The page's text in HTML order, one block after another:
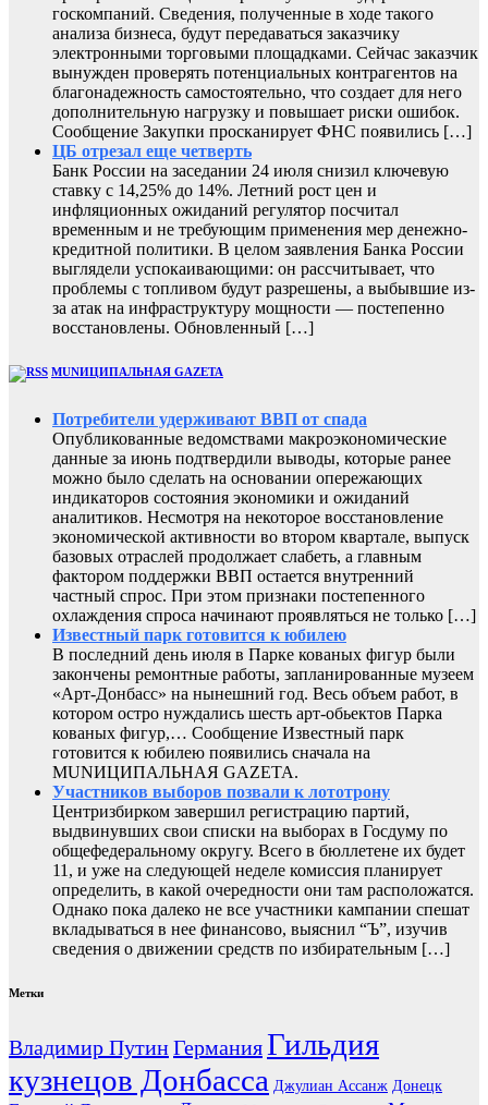
госкомпаний. Сведения, полученные в ходе такого
анализа бизнеса, будут передаваться заказчику
электронными торговыми площадками. Сейчас заказчик
вынужден проверять потенциальных контрагентов на
благонадежность самостоятельно, что создает для него
дополнительную нагрузку и повышает риски ошибок.
Сообщение Закупки просканирует ФНС появились […]
ЦБ отрезал еще четверть
Банк России на заседании 24 июля снизил ключевую
ставку с 14,25% до 14%. Летний рост цен и
инфляционных ожиданий регулятор посчитал
временным и не требующим применения мер денежно-
кредитной политики. В целом заявления Банка России
выглядели успокаивающими: он рассчитывает, что
проблемы с топливом будут разрешены, а выбывшие из-
за атак на инфраструктуру мощности — постепенно
восстановлены. Обновленный […]
MUNИЦИПАЛЬНАЯ GAZЕТА
Потребители удерживают ВВП от спада
Опубликованные ведомствами макроэкономические
данные за июнь подтвердили выводы, которые ранее
можно было сделать на основании опережающих
индикаторов состояния экономики и ожиданий
аналитиков. Несмотря на некоторое восстановление
экономической активности во втором квартале, выпуск
базовых отраслей продолжает слабеть, а главным
фактором поддержки ВВП остается внутренний
частный спрос. При этом признаки постепенного
охлаждения спроса начинают проявляться не только […]
Известный парк готовится к юбилею
В последний день июля в Парке кованых фигур были
закончены ремонтные работы, запланированные музеем
«Арт-Донбасс» на нынешний год. Весь объем работ, в
котором остро нуждались шесть арт-обьектов Парка
кованых фигур,… Сообщение Известный парк
готовится к юбилею появились сначала на
MUNИЦИПАЛЬНАЯ GAZЕТА.
Участников выборов позвали к лототрону
Центризбирком завершил регистрацию партий,
выдвинувших свои списки на выборах в Госдуму по
общефедеральному округу. Всего в бюллетене их будет
11, и уже на следующей неделе комиссия планирует
определить, в какой очередности они там расположатся.
Однако пока далеко не все участники кампании спешат
вкладываться в нее финансово, выяснил “Ъ”, изучив
сведения о движении средств по избирательным […]
Метки
Владимир ПутинГерманияГильдия
кузнецов Донбасса Джулиан Ассанж Донецк